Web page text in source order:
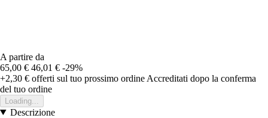
A partire da
65,00 € 46,01 € -29%
+2,30 € offerti sul tuo prossimo ordine Accreditati dopo la conferma
del tuo ordine
Loading...
Descrizione